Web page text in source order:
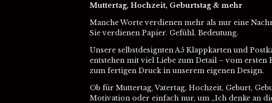
Muttertag, Hochzeit, Geburtstag & mehr
Manche Worte verdienen mehr als nur eine
Sie verdienen Papier. Gefühl. Bedeutung.
Unsere selbstdesignten A5 Klappkarten und
entstehen mit viel Liebe zum Detail – vom ersten
zum fertigen Druck in unserem eigenen Design.
Ob für Muttertag, Vatertag, Hochzeit, Geburt,
Motivation oder einfach nur, um „Ich denke an